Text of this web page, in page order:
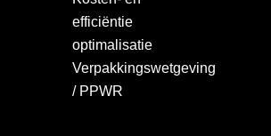
efficiëntie
optimalisatie
Verpakkingswetgeving
/ PPWR